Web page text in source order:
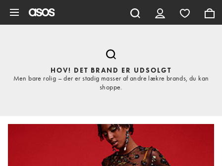
HOV! DET BRAND ER UDSOLGT
Men bare rolig – der er stadig masser af andre lækre brands, du kan
shoppe.